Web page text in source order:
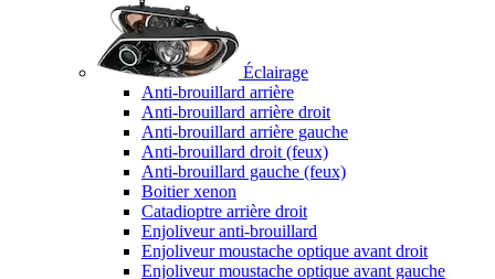
Éclairage
Anti-brouillard arrière
Anti-brouillard arrière droit
Anti-brouillard arrière gauche
Anti-brouillard droit (feux)
Anti-brouillard gauche (feux)
Boitier xenon
Catadioptre arrière droit
Enjoliveur anti-brouillard
Enjoliveur moustache optique avant droit
Enjoliveur moustache optique avant gauche